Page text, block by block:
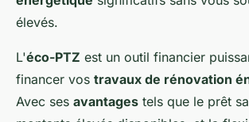
élevés.
L'éco-PTZ est un outil financier
financer vos travaux de rénovation
Avec ses avantages tels que le prêt